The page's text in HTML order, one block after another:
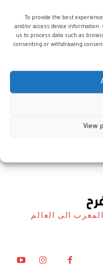
To provide the best
and/or access device
us to process data such as
consenting or withdrawing
View
الحمراء
الى العالم